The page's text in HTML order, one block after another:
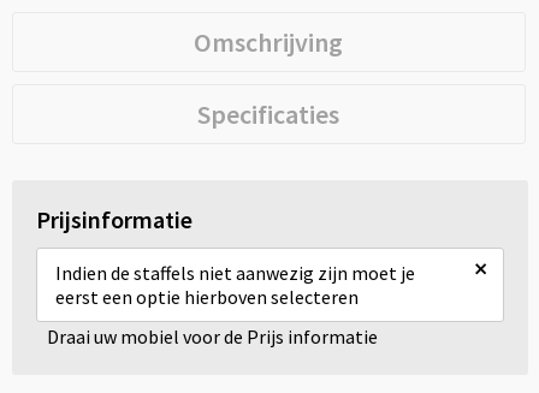
Omschrijving
Specificaties
Prijsinformatie
Indien de staffels niet aanwezig zijn moet je
eerst een optie hierboven selecteren
×
Draai uw mobiel voor de Prijs informatie